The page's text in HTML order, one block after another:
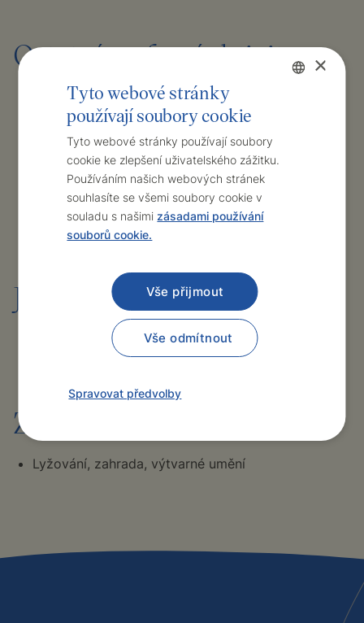
Ostatní profesní aktivity
Na Anatomickém ústavu 1.LF se podílím na výuce
předmětu Anatomie v českém i anglickém jazyce.
10 odborných publikací v domácích i zahraničních
časopisech
Autor a spoluautor 2 kapitol v odborných
monografiích
Jazykové znalosti
Angličtina - plynně
Zájmy
Lyžování, zahrada, výtvarné umění
×
Tyto webové stránky
používají soubory cookie
Tyto webové stránky používají soubory
cookie ke zlepšení uživatelského zážitku.
Používáním našich webových stránek
souhlasíte se všemi soubory cookie v
souladu s našimi zásadami používání
souborů cookie.
Vše přijmout
Vše odmítnout
Spravovat předvolby